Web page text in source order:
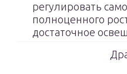
регулировать
полноценного
достаточное